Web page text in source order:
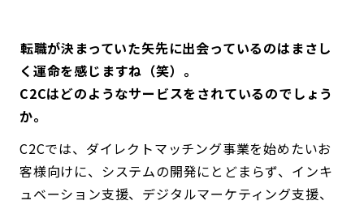
――転職が決まっていた矢先に出会っているのはまさし
く運命を感じますね（笑）。
C2Cはどのようなサービスをされているのでしょう
か。
C2Cでは、ダイレクトマッチング事業を始めたいお
客様向けに、システムの開発にとどまらず、インキ
ュベーション支援、デジタルマーケティング支援、